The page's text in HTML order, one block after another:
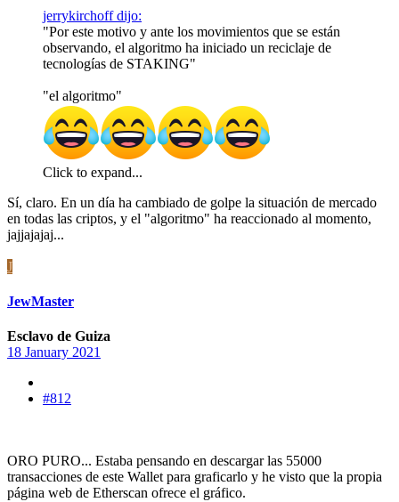
jerrykirchoff dijo:
"Por este motivo y ante los movimientos que se están
observando, el algoritmo ha iniciado un reciclaje de
tecnologías de STAKING"
"el algoritmo"
Click to expand...
Sí, claro. En un día ha cambiado de golpe la situación de mercado
en todas las criptos, y el "algoritmo" ha reaccionado al momento,
jajjajajaj...
J
JewMaster
Esclavo de Guiza
18 January 2021
#812
ORO PURO... Estaba pensando en descargar las 55000
transacciones de este Wallet para graficarlo y he visto que la propia
página web de Etherscan ofrece el gráfico.